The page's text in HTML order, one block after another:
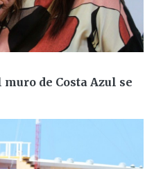
de Costa Azul se